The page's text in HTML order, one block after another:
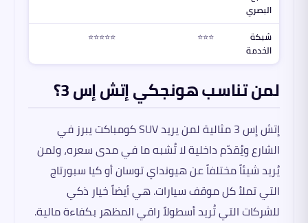
البصري
شبكة
الخدمة
⭐⭐⭐
⭐⭐⭐⭐⭐
لمن تناسب هونجكي إتش إس 3؟
إتش إس 3 مثالية لمن يريد SUV كومباكت يبرز في
الشارع ويُقدّم داخلية لا تُشبه ما في مدى سعره، ولمن
يُريد شيئاً مختلفاً عن هيونداي توسان أو كيا سبورتاج
التي تملأ كل موقف سيارات. هي أيضاً خيار ذكي
للشركات التي تُريد أسطولاً راقي المظهر بكفاءة مالية.